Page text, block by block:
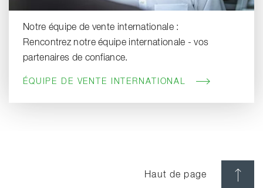
Notre équipe de vente internationale :
Rencontrez notre équipe internationale - vos
partenaires de confiance.
ÉQUIPE DE VENTE INTERNATIONAL
Haut de page